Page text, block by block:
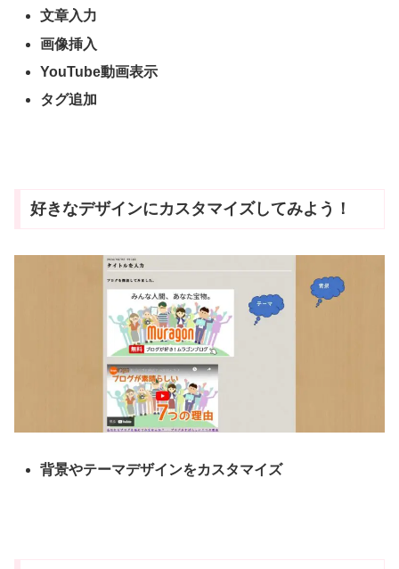
文章入力
画像挿入
YouTube動画表示
タグ追加
好きなデザインにカスタマイズしてみよう！
背景やテーマデザインをカスタマイズ